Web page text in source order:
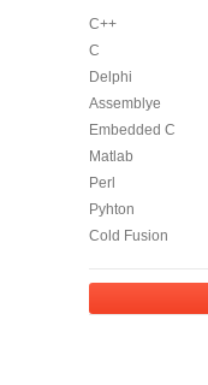
C++
C
Delphi
Assemblye
Embedded C
Matlab
Perl
Pyhton
Cold Fusion